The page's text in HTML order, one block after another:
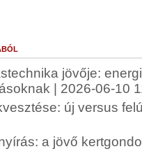
jövője:
| 2026-06-10
új versus
a jövő